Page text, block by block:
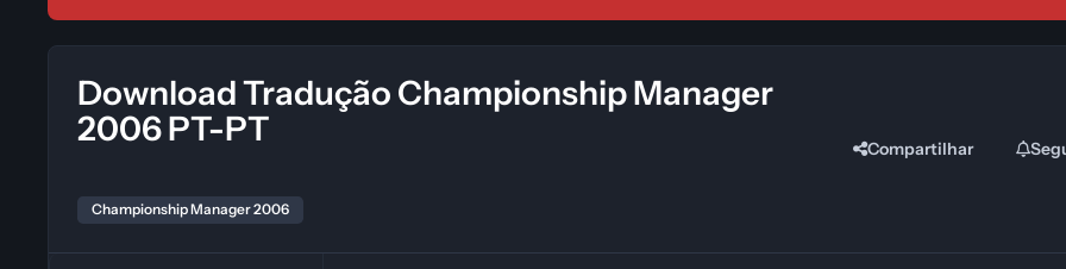
Download Tradução Championship Manager
2006 PT-PT
Championship Manager 2006
Compartilhar